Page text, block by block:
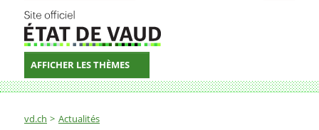
AFFICHER LES THÈMES
Fil d'Ariane
vd.ch Actualités
Demande de crédit pour la CGN